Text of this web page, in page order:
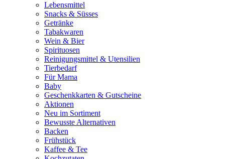
Lebensmittel
Snacks & Süsses
Getränke
Tabakwaren
Wein & Bier
Spirituosen
Reinigungsmittel & Utensilien
Tierbedarf
Für Mama
Baby
Geschenkkarten & Gutscheine
Aktionen
Neu im Sortiment
Bewusste Alternativen
Backen
Frühstück
Kaffee & Tee